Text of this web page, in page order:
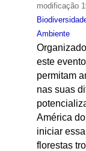
modificação
Ambiente
este
permitam
nas suas
América
iniciar
florestas